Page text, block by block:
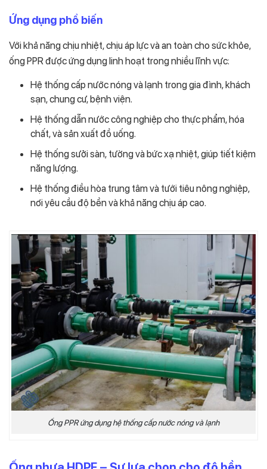
Ứng dụng phổ biến
Với khả năng chịu nhiệt, chịu áp lực và an toàn cho sức khỏe,
ống PPR được ứng dụng linh hoạt trong nhiều lĩnh vực:
Hệ thống cấp nước nóng và lạnh trong gia đình, khách
sạn, chung cư, bệnh viện.
Hệ thống dẫn nước công nghiệp cho thực phẩm, hóa
chất, và sản xuất đồ uống.
Hệ thống sưởi sàn, tường và bức xạ nhiệt, giúp tiết kiệm
năng lượng.
Hệ thống điều hòa trung tâm và tưới tiêu nông nghiệp,
nơi yêu cầu độ bền và khả năng chịu áp cao.
Ống PPR ứng dụng hệ thống cấp nước nóng và lạnh